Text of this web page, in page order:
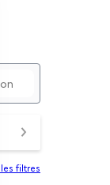
les filtres